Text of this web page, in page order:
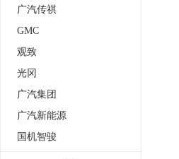
广汽传祺
GMC
观致
光冈
广汽集团
广汽新能源
国机智骏